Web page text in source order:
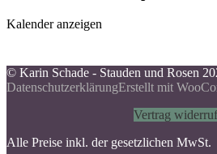
Kalender anzeigen
© Karin Schade - Stauden und Rosen
DatenschutzerklärungErstellt mit
Vertrag
Alle Preise inkl. der gesetzlichen MwSt.